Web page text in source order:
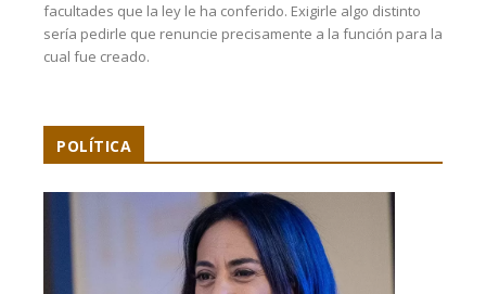
facultades que la ley le ha conferido. Exigirle algo distinto
sería pedirle que renuncie precisamente a la función para la
cual fue creado.
POLÍTICA